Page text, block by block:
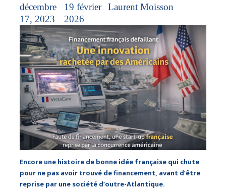
décembre
17, 2023
19 février
2026
Laurent Moisson
Encore une histoire de bonne idée française qui chute
pour ne pas avoir trouvé de financement, avant d’être
reprise par une société d’outre-Atlantique.